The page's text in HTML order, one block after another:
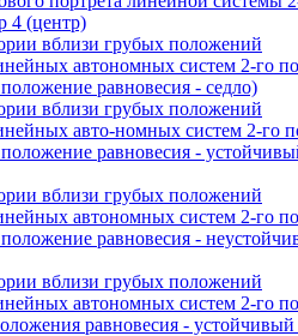
4 (центр)
вблизи грубых положений
автономных систем 2-го
равновесия - седло)
вблизи грубых положений
авто-номных систем 2-го
равновесия -
вблизи грубых положений
автономных систем 2-го
равновесия -
вблизи грубых положений
автономных систем 2-го
равновесия -